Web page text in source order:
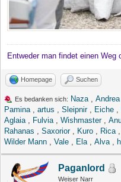
Entweder man findet einen Weg
Homepage Suchen
Es bedanken sich: Naza, Andrea
Pamina, artus , Sleipnir, Eiche ,
Aglaia, Fulvia, Wishmaster,
Rahanas , Saxorior, Kuro , Rica,
Wilder Mann , Vale , Ela, Alva,
Paganlord
Weiser Narr